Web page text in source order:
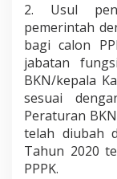
2. Usul
pemerintah
bagi calon
jabatan
BKN/kepala
sesuai
Peraturan
telah diubah
Tahun 2020
PPPK.